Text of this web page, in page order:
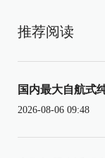
推荐阅读
国内最大自航式
2026-08-06 09:48